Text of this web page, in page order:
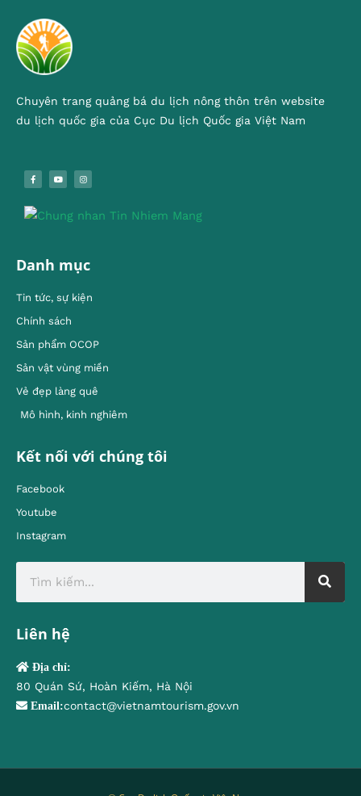
Chuyên trang quảng bá du lịch nông thôn trên website
du lịch quốc gia của Cục Du lịch Quốc gia Việt Nam
Danh mục
Tin tức, sự kiện
Chính sách
Sản phẩm OCOP
Sản vật vùng miền
Vẻ đẹp làng quê
Mô hình, kinh nghiêm
Kết nối với chúng tôi
Facebook
Youtube
Instagram
Liên hệ
Địa chỉ:
80 Quán Sứ, Hoàn Kiếm, Hà Nội
Email:contact@vietnamtourism.gov.vn